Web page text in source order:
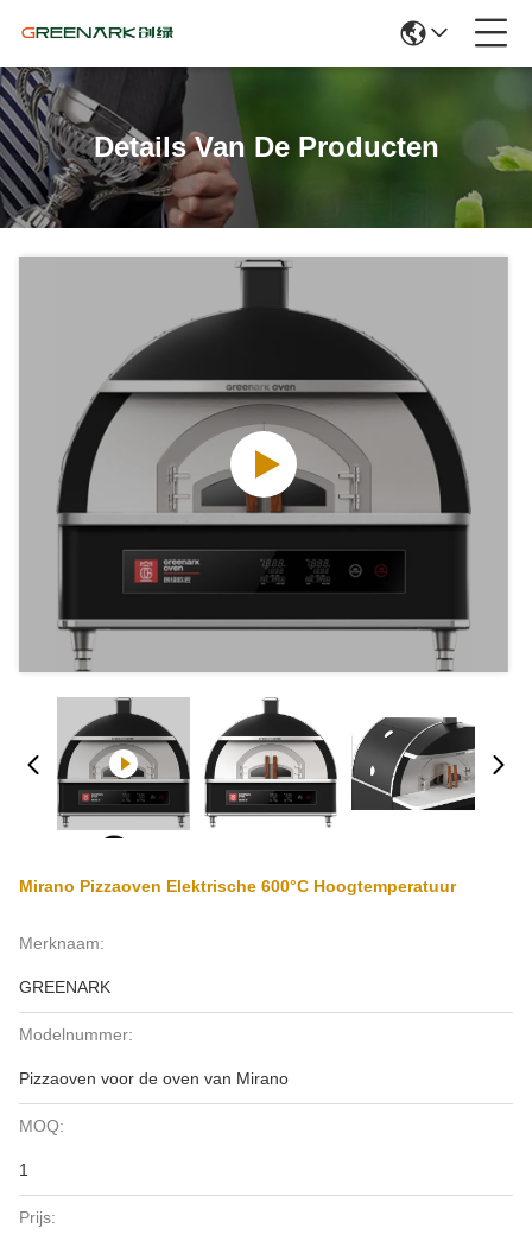
Details Van De Producten
Mirano Pizzaoven Elektrische 600°C Hoogtemperatuur
Merknaam:
GREENARK
Modelnummer:
Pizzaoven voor de oven van Mirano
MOQ:
1
Prijs: